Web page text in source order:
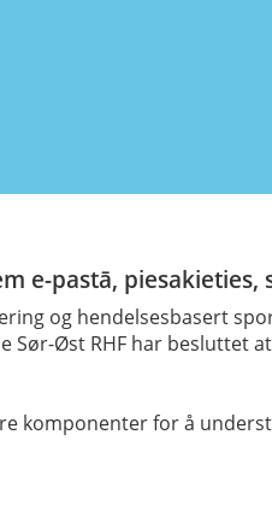
e-pastā,
og hendelsesbasert
Sør-Øst RHF har besluttet
komponenter for å